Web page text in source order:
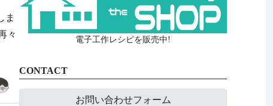
ま
々
電子工作レシピを販売中!
CONTACT
お問い合わせフォーム